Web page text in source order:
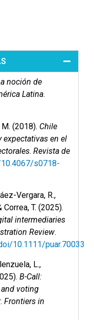
noción de
Latina.
(2018). Chile
expectativas en el
. Revista de
s0718-
Vergara, R.,
T. (2025).
intermediaries
Review.
10.1111/puar.70033
L.,
B-Call:
voting
. Frontiers in